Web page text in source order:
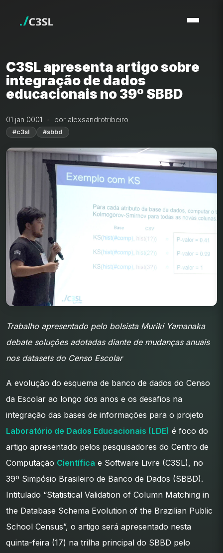
C3SL apresenta artigo sobre
integração de dados
educacionais no 39º SBBD
01 jan 0001 por alexsandrotribeiro
#c3sl #sbbd
Trabalho apresentado pelo bolsista Muriki Yamanaka
debate soluções adotadas diante de mudanças anuais
nos datasets do Censo Escolar
A evolução do esquema de banco de dados do Censo
da Escolar ao longo dos anos e os desafios na
integração das bases de informações para o projeto
Laboratório de Dados Educacionais (LDE) é foco do
artigo apresentado pelos pesquisadores do Centro de
Computação Científica e Software Livre (C3SL), no
39º Simpósio Brasileiro de Banco de Dados (SBBD).
Intitulado “Statistical Validation of Column Matching in
the Database Schema Evolution of the Brazilian Public
School Census”, o artigo será apresentado nesta
quinta-feira (17) na trilha principal do SBBD pelo